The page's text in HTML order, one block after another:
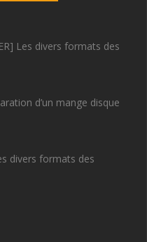
Les divers formats des
d’un mange disque
divers formats des